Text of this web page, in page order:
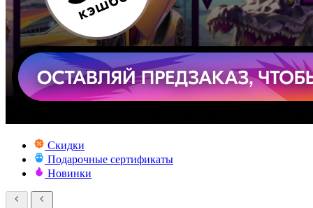
Скидки
Подарочные сертификаты
Новинки